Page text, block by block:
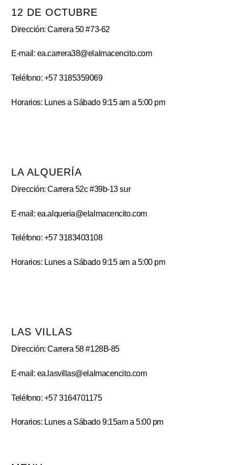
12 DE OCTUBRE
Dirección: Carrera 50 #73-62
E-mail: ea.carrera38@elalmacencito.com
Teléfono: +57 3185359069
Horarios: Lunes a Sábado 9:15 am a 5:00 pm
LA ALQUERÍA
Dirección: Carrera 52c #39b-13 sur
E-mail: ea.alqueria@elalmacencito.com
Teléfono: +57 3183403108
Horarios: Lunes a Sábado 9:15 am a 5:00 pm
LAS VILLAS
Dirección: Carrera 58 #128B-85
E-mail: ea.lasvillas@elalmacencito.com
Teléfono: +57 3164701175
Horarios: Lunes a Sábado 9:15am a 5:00 pm